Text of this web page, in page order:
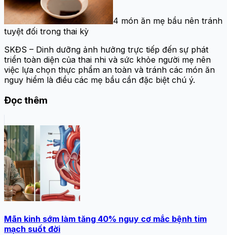
4 món ăn mẹ bầu nên tránh
tuyệt đối trong thai kỳ
SKĐS – Dinh dưỡng ảnh hưởng trực tiếp đến sự phát
triển toàn diện của thai nhi và sức khỏe người mẹ nên
việc lựa chọn thực phẩm an toàn và tránh các món ăn
nguy hiểm là điều các mẹ bầu cần đặc biệt chú ý.
Đọc thêm
Mãn kinh sớm làm tăng 40% nguy cơ mắc bệnh tim
mạch suốt đời